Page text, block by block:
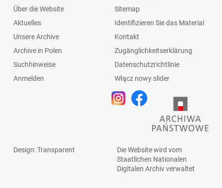
Über die Website
Aktuelles
Unsere Archive
Archive in Polen
Suchhinweise
Anmelden
Sitemap
Identifizieren Sie das Material
Kontakt
Zugänglichkeitserklärung
Datenschutzrichtlinie
Włącz nowy slider
Design: Transparent
Die Website wird vom
Staatlichen Nationalen
Digitalen Archivverwaltet